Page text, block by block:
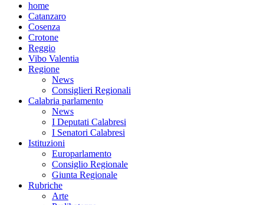
home
Catanzaro
Cosenza
Crotone
Reggio
Vibo Valentia
Regione
News
Consiglieri Regionali
Calabria parlamento
News
I Deputati Calabresi
I Senatori Calabresi
Istituzioni
Europarlamento
Consiglio Regionale
Giunta Regionale
Rubriche
Arte